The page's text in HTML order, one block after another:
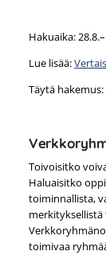
Hakuaika:
Lue lisää:
Täytä hakemus:
Toivoisitko
Haluaisitko
toiminnallista,
toimivaa